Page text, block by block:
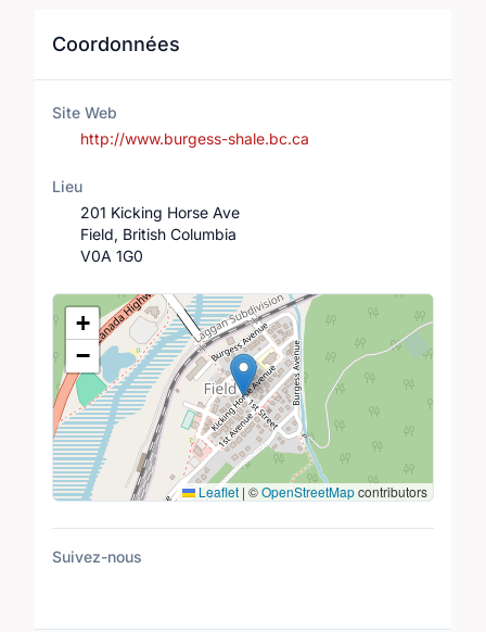
Coordonnées
Site Web
http://www.burgess-shale.bc.ca
Lieu
201 Kicking Horse Ave
Field, British Columbia
V0A 1G0
Lieu
+
−
Leaflet | ©OpenStreetMapcontributors
Suivez-nous